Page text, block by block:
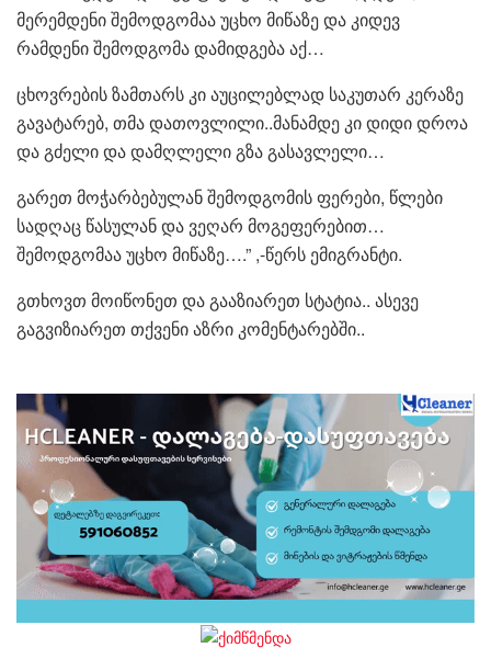
მერემდენი შემოდგომაა უცხო მიწაზე და კიდევ
რამდენი შემოდგომა დამიდგება აქ…
ცხოვრების ზამთარს კი აუცილებლად საკუთარ კერაზე
გავატარებ, თმა დათოვლილი..მანამდე კი დიდი დროა
და გძელი და დამღლელი გზა გასავლელი…
გარეთ მოჭარბებულან შემოდგომის ფერები, წლები
სადღაც წასულან და ვეღარ მოგეფერებით…
შემოდგომაა უცხო მიწაზე….” ,-წერს ემიგრანტი.
გთხოვთ მოიწონეთ და გააზიარეთ სტატია.. ასევე
გაგვიზიარეთ თქვენი აზრი კომენტარებში..